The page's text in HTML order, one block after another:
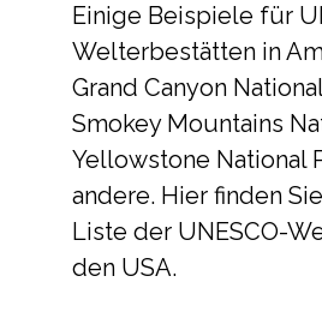
Einige Beispiele für
Welterbestätten in
Grand Canyon
Smokey Mountains
Yellowstone National
andere. Hier finden
Liste der UNESCO-
den USA.